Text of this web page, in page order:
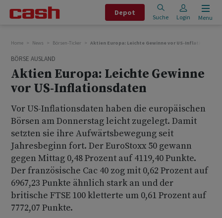
Depot
Suche Login Menu
Home News Börsen-Ticker Aktien Europa: Leichte Gewinne vor US-
BÖRSE AUSLAND
Aktien Europa: Leichte Gewinne
vor US-Inflationsdaten
Vor US-Inflationsdaten haben die europäischen
Börsen am Donnerstag leicht zugelegt. Damit
setzten sie ihre Aufwärtsbewegung seit
Jahresbeginn fort. Der EuroStoxx 50 gewann
gegen Mittag 0,48 Prozent auf 4119,40 Punkte.
Der französische Cac 40 zog mit 0,62 Prozent auf
6967,23 Punkte ähnlich stark an und der
britische FTSE 100 kletterte um 0,61 Prozent auf
7772,07 Punkte.